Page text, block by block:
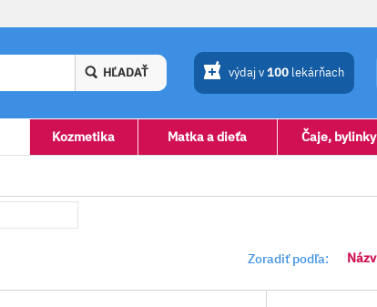
HĽADAŤ výdaj v100 lekárňach
Kozmetika Matka a dieťa Čaje,
Zoradiť podľa: